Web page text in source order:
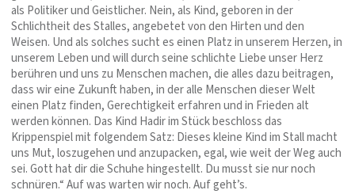
als Politiker und Geistlicher. Nein, als Kind, geboren in der
Schlichtheit des Stalles, angebetet von den Hirten und den
Weisen. Und als solches sucht es einen Platz in unserem Herzen, in
unserem Leben und will durch seine schlichte Liebe unser Herz
berühren und uns zu Menschen machen, die alles dazu beitragen,
dass wir eine Zukunft haben, in der alle Menschen dieser Welt
einen Platz finden, Gerechtigkeit erfahren und in Frieden alt
werden können. Das Kind Hadir im Stück beschloss das
Krippenspiel mit folgendem Satz: Dieses kleine Kind im Stall macht
uns Mut, loszugehen und anzupacken, egal, wie weit der Weg auch
sei. Gott hat dir die Schuhe hingestellt. Du musst sie nur noch
schnüren.“ Auf was warten wir noch. Auf geht’s.